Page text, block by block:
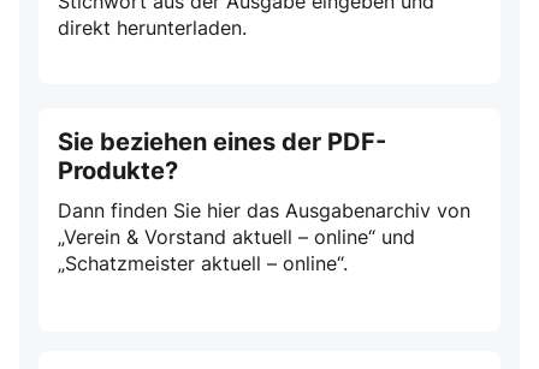
direkt herunterladen.
Sie beziehen eines der PDF-
Produkte?
Dann finden Sie hier das Ausgabenarchiv von
„Verein & Vorstand aktuell – online“ und
„Schatzmeister aktuell – online“.